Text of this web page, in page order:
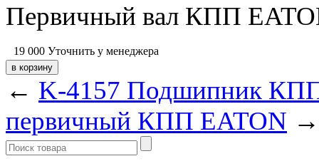
Первичный вал КПП
19 000 Уточнить у менеджера
← K-4157 Подшипник КПП
первичный КПП EATON →